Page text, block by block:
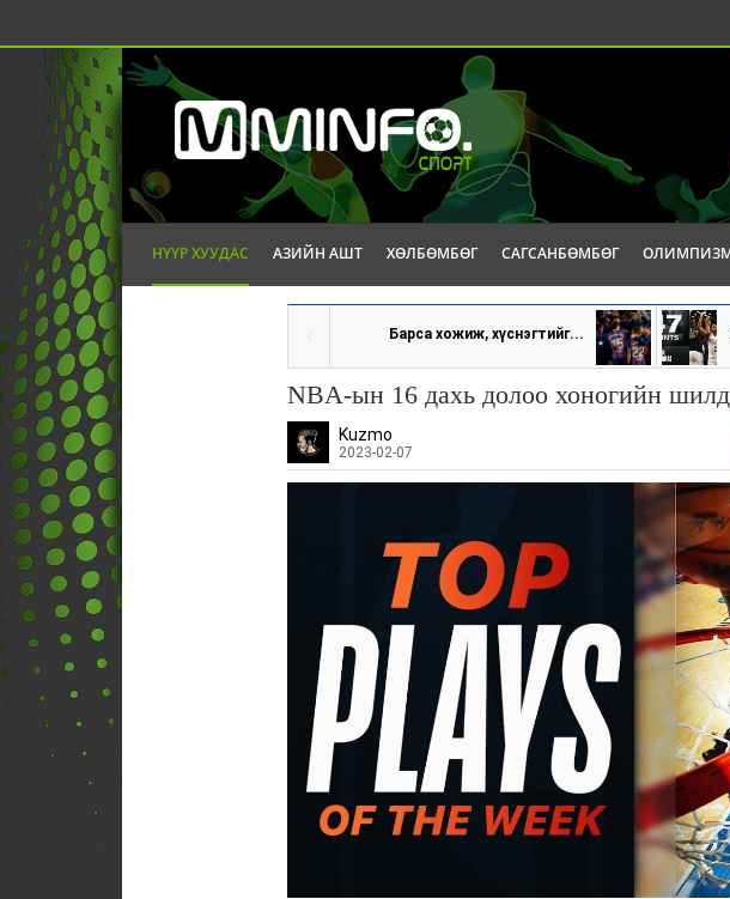
НҮҮР ХУУДАС АЗИЙН АШТ ХӨЛБӨМБӨГ САГСАНБӨМБӨГ
Барса хожиж, хүснэгтийг...
NBA-ын 16 дахь долоо хоногийн
Kuzmo
2023-02-07